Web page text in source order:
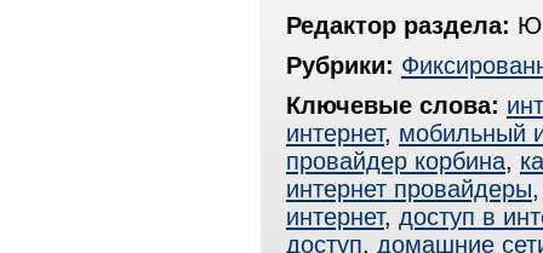
Редактор раздела:
Рубрики:
Ключевые слова:
интернет, мобильный
провайдер корбина,
интернет провайдеры
интернет, доступ в
доступ, домашние